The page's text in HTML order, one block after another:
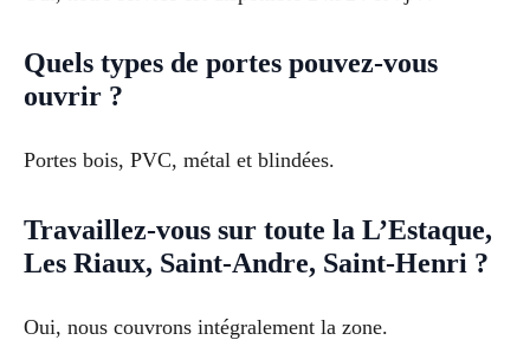
Quels types de portes pouvez-vous
ouvrir ?
Portes bois, PVC, métal et blindées.
Travaillez-vous sur toute la L’Estaque,
Les Riaux, Saint-Andre, Saint-Henri ?
Oui, nous couvrons intégralement la zone.